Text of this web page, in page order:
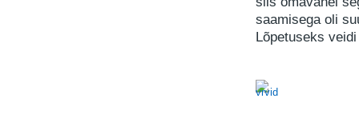
saamisega oli
Lõpetuseks